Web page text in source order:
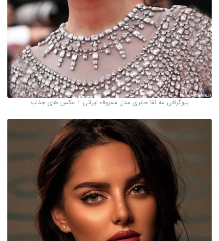
بیوگرافی مه لقا جابری مدل معروف ایرانی + عکس های جذاب